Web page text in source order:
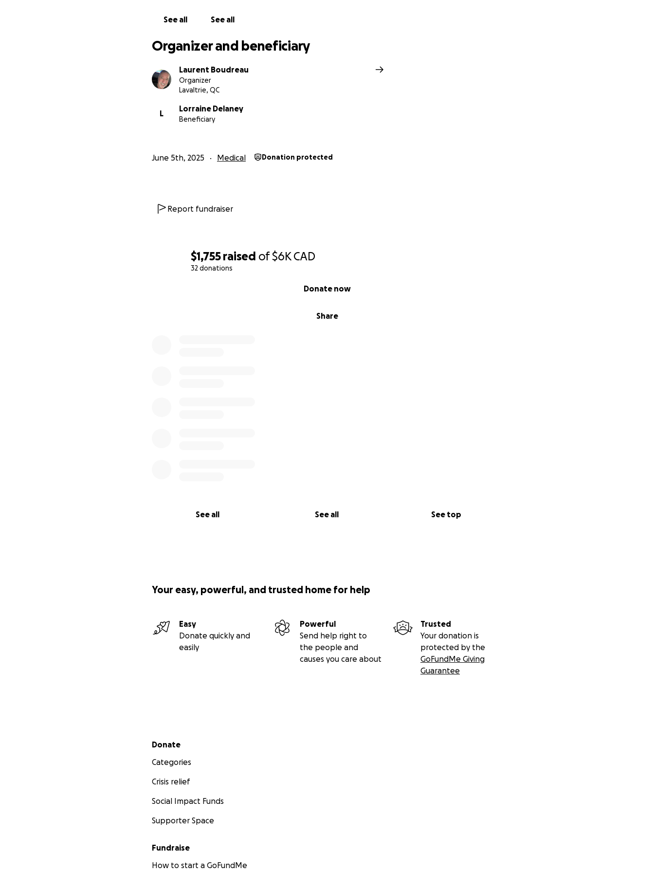
$1,755 raised of$6K CAD
32 donations
Share
Donate now
See all See all See top
See all See all
Organizer and beneficiary
Laurent Boudreau
Organizer
Lavaltrie, QC
L
Lorraine Delaney
Beneficiary
June 5th, 2025 Medical Donation protected
Report fundraiser
Your easy, powerful, and trusted home for help
Easy
Donate quickly and
easily
Powerful
Send help right to
the people and
causes you care about
Trusted
Your donation is
protected by the
GoFundMe Giving
Guarantee
Secondary menu
Donate
Categories
Crisis relief
Social Impact Funds
Supporter Space
Fundraise
How to start a GoFundMe